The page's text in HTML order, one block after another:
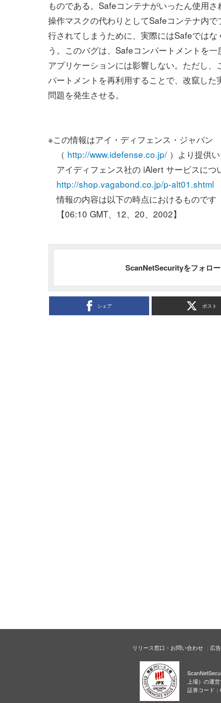
ものである。Safeコンテナがいったん使用
操作マスクの代わりとしてSafeコンテナ内で
行されてしまうために、実際にはSafeではな
う。このバグは、Safeコンパートメントを一
アプリケーションには影響しない。ただし、
パートメントを再利用することで、改竄し
問題を発生させる。
※この情報はアイ・ディフェンス・ジャパン
（ http://www.idefense.co.jp/ ）より提供
アイディフェンス社の iAlert サービスにつ
http://shop.vagabond.co.jp/p-alt01.shtml
情報の内容は以下の時点におけるものです
【06:10 GMT、12、20、2002】
ScanNetSecurityをフォロー
シェア ポスト
リリース窓口・お問い合わせ 広
上場）の運
証券コード